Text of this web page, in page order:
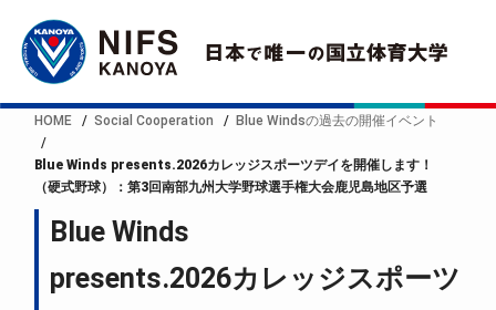
HOME Social Cooperation Blue Windsの過去の開催イベント
Blue Winds presents.2026カレッジスポーツデイを開催します！
（硬式野球）：第3回南部九州大学野球選手権大会鹿児島地区予選
Blue Winds
presents.2026カレッジスポーツ